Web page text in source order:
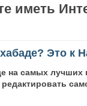
иметь
Это к
на самых лучших